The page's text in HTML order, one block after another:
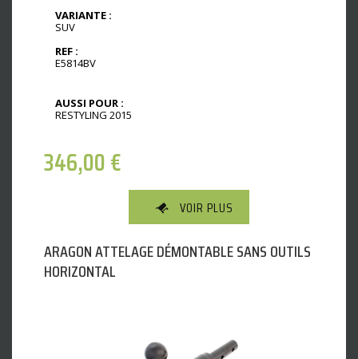
VARIANTE :
SUV
REF :
E5814BV
AUSSI POUR :
RESTYLING 2015
346,00€
VOIR PLUS
ARAGON ATTELAGE DÉMONTABLE SANS OUTILS
HORIZONTAL